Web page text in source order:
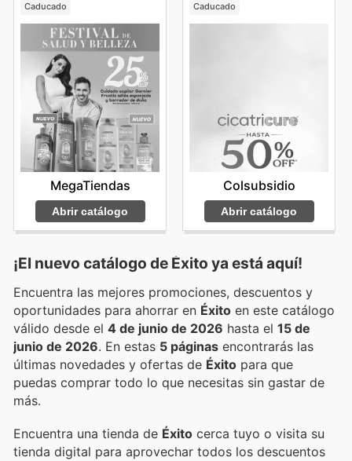
Caducado
MegaTiendas
Abrir catálogo
Caducado
Colsubsidio
Abrir catálogo
¡El nuevo catálogo de Éxito ya está aquí!
Encuentra las mejores promociones, descuentos y
oportunidades para ahorrar en Éxito en este catálogo
válido desde el 4 de junio de 2026 hasta el 15 de
junio de 2026 . En estas 5 páginas encontrarás las
últimas novedades y ofertas de Éxito para que
puedas comprar todo lo que necesitas sin gastar de
más.
Encuentra una tienda de Éxito cerca tuyo o visita su
tienda digital para aprovechar todos los descuentos